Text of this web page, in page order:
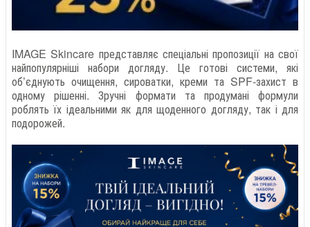
IMAGE Skincare представляє спеціальні пропозиції на свої
найпопулярніші набори догляду. Це готові системи, які
об’єднують очищення, сироватки, креми та SPF-захист в
одному рішенні. Зручні формати та продумані формули
роблять їх ідеальними як для щоденного догляду, так і для
подорожей.